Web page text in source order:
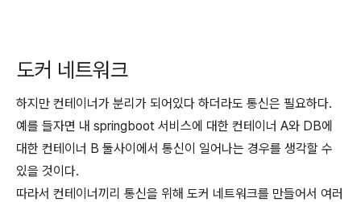
도커 네트워크
하지만 컨테이너가 분리가 되어있다 하더라도 통신은 필요하다.
예를 들자면 내 springboot 서비스에 대한 컨테이너 A와 DB에
대한 컨테이너 B 둘사이에서 통신이 일어나는 경우를 생각할 수
있을 것이다.
따라서 컨테이너끼리 통신을 위해 도커 네트워크를 만들어서 여러